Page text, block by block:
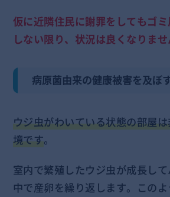
仮に近隣住民に謝罪をしてもゴ
しない限り、状況は良くなりませ
病原菌由来の健康被害を及ぼ
ウジ虫がわいている状態の部屋
境です。
室内で繁殖したウジ虫が成長し
中で産卵を繰り返します。この